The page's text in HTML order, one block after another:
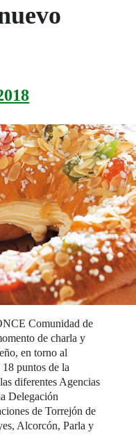
Comunidad de
de charla y
en torno al
puntos de la
diferentes Agencias
Delegación
de Torrejón de
Alcorcón, Parla y